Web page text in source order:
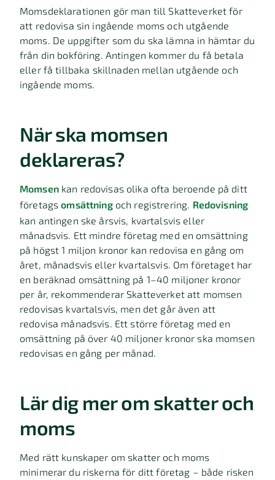
Momsdeklarationen gör man till Skatteverket för
att redovisa sin ingående moms och utgående
moms. De uppgifter som du ska lämna in hämtar du
från din bokföring. Antingen kommer du få betala
eller få tillbaka skillnaden mellan utgående och
ingående moms.
När ska momsen
deklareras?
Momsenkan redovisas olika ofta beroende på ditt
företagsomsättningoch registrering. Redovisning
kan antingen ske årsvis, kvartalsvis eller
månadsvis. Ett mindre företag med en omsättning
på högst 1 miljon kronor kan redovisa en gång om
året, månadsvis eller kvartalsvis. Om företaget har
en beräknad omsättning på 1–40 miljoner kronor
per år, rekommenderar Skatteverket att momsen
redovisas kvartalsvis, men det går även att
redovisa månadsvis. Ett större företag med en
omsättning på över 40 miljoner kronor ska momsen
redovisas en gång per månad.
Lär dig mer om skatter och
moms
Med rätt kunskaper om skatter och moms
minimerar du riskerna för ditt företag – både risken